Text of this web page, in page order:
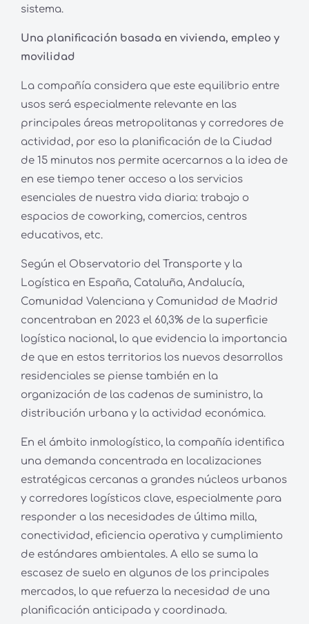
sistema.
Una planificación basada en vivienda, empleo y
movilidad
La compañía considera que este equilibrio entre
usos será especialmente relevante en las
principales áreas metropolitanas y corredores de
actividad, por eso la planificación de la Ciudad
de 15 minutos nos permite acercarnos a la idea de
en ese tiempo tener acceso a los servicios
esenciales de nuestra vida diaria: trabajo o
espacios de coworking, comercios, centros
educativos, etc.
Según el Observatorio del Transporte y la
Logística en España, Cataluña, Andalucía,
Comunidad Valenciana y Comunidad de Madrid
concentraban en 2023 el 60,3% de la superficie
logística nacional, lo que evidencia la importancia
de que en estos territorios los nuevos desarrollos
residenciales se piense también en la
organización de las cadenas de suministro, la
distribución urbana y la actividad económica.
En el ámbito inmologístico, la compañía identifica
una demanda concentrada en localizaciones
estratégicas cercanas a grandes núcleos urbanos
y corredores logísticos clave, especialmente para
responder a las necesidades de última milla,
conectividad, eficiencia operativa y cumplimiento
de estándares ambientales. A ello se suma la
escasez de suelo en algunos de los principales
mercados, lo que refuerza la necesidad de una
planificación anticipada y coordinada.